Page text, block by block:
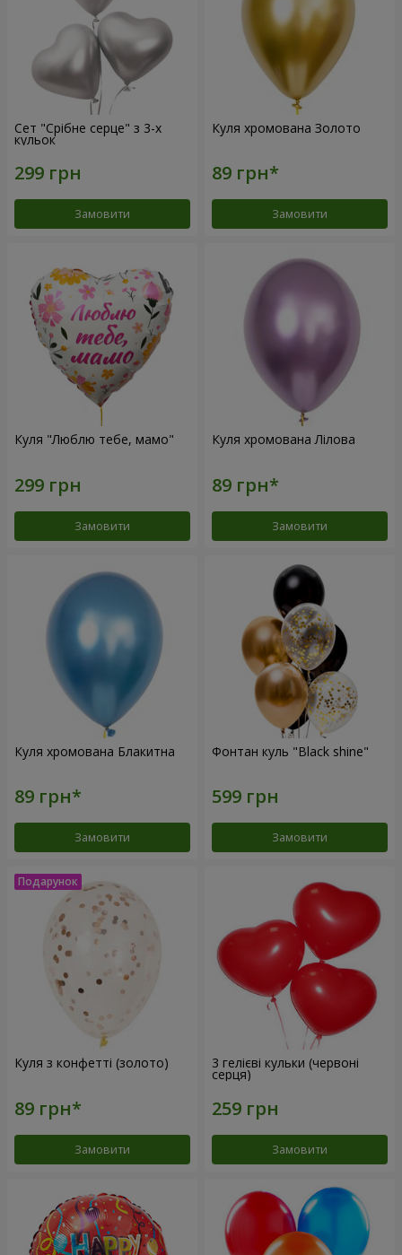
Сет "Срібне серце" з 3-х
кульок
Замовити
Куля хромована Золото
Замовити
Куля "Люблю тебе, мамо"
Замовити
Куля хромована Лілова
Замовити
Куля хромована Блакитна
Замовити
Фонтан куль "Black shine"
Замовити
Куля з конфетті (золото)
Замовити
3 гелієві кульки (червоні
серця)
Замовити